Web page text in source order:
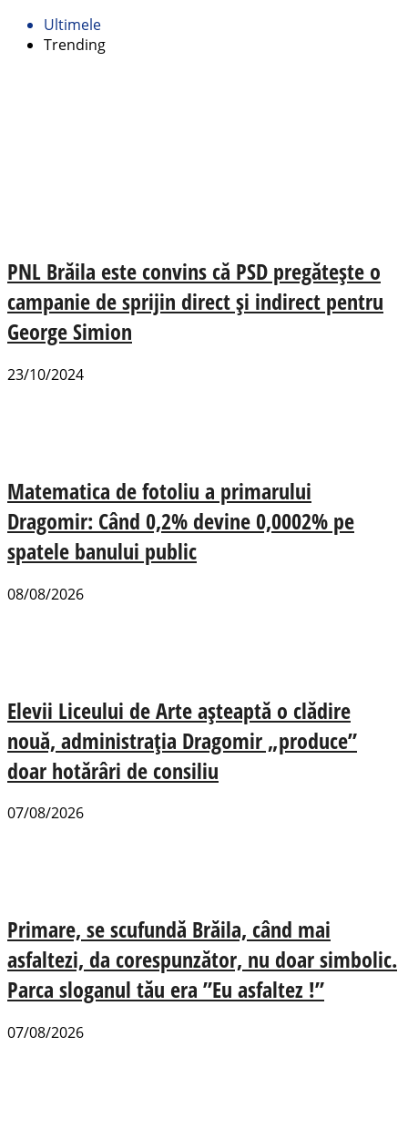
Ultimele
Trending
PNL Brăila este convins că PSD pregătește o
campanie de sprijin direct și indirect pentru
George Simion
23/10/2024
Matematica de fotoliu a primarului
Dragomir: Când 0,2% devine 0,0002% pe
spatele banului public
08/08/2026
Elevii Liceului de Arte așteaptă o clădire
nouă, administrația Dragomir „produce”
doar hotărâri de consiliu
07/08/2026
Primare, se scufundă Brăila, când mai
asfaltezi, da corespunzător, nu doar simbolic.
Parca sloganul tău era ”Eu asfaltez !”
07/08/2026